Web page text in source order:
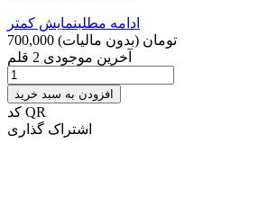
ادامه مطلبنمایش کمتر
700,000 تومان (بدون مالیات)
آخرین موجودی 2 قلم
افزودن به سبد خرید
کد QR
اشتراک گذاری